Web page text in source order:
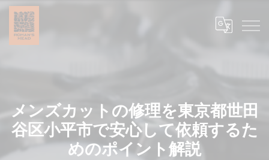
メンズカットの修理を東京都世田
谷区小平市で安心して依頼するた
めのポイント解説